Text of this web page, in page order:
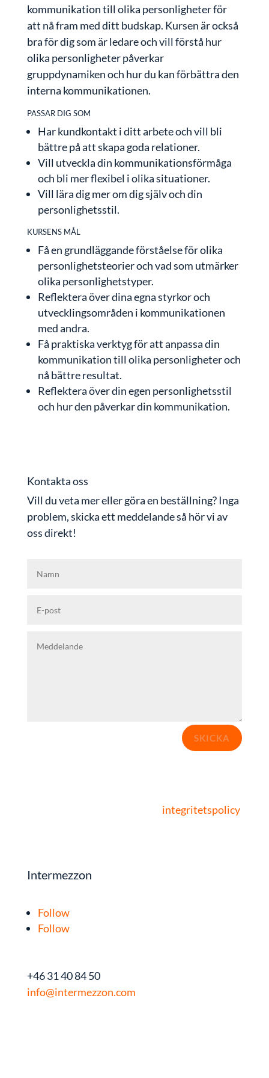
kommunikation till olika personligheter för
att nå fram med ditt budskap. Kursen är också
bra för dig som är ledare och vill förstå hur
olika personligheter påverkar
gruppdynamiken och hur du kan förbättra den
interna kommunikationen.
PASSAR DIG SOM
Har kundkontakt i ditt arbete och vill bli
bättre på att skapa goda relationer.
Vill utveckla din kommunikationsförmåga
och bli mer flexibel i olika situationer.
Vill lära dig mer om dig själv och din
personlighetsstil.
KURSENS MÅL
Få en grundläggande förståelse för olika
personlighetsteorier och vad som utmärker
olika personlighetstyper.
Reflektera över dina egna styrkor och
utvecklingsområden i kommunikationen
med andra.
Få praktiska verktyg för att anpassa din
kommunikation till olika personligheter och
nå bättre resultat.
Reflektera över din egen personlighetsstil
och hur den påverkar din kommunikation.
Kontakta oss
Vill du veta mer eller göra en beställning? Inga
problem, skicka ett meddelande så hör vi av
oss direkt!
SKICKA
integritetspolicy.
Intermezzon
Follow
Follow
+46 31 40 84 50
info@intermezzon.com